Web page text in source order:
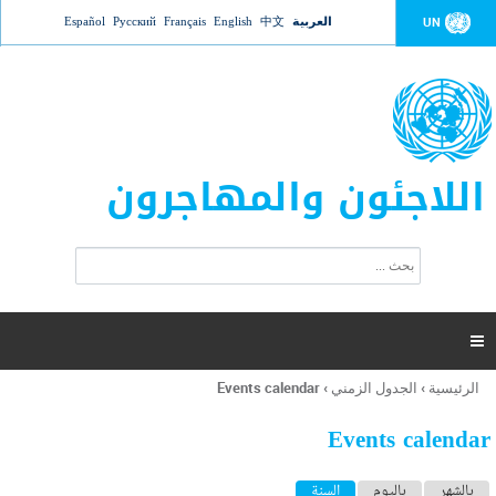
Jump to navigation UN العربية 中文
English
Français
Русский
Español
اللاجئون والمهاجرون
ت
ر
ل
ح
ب

أنت
هنا
الرئيسية › الجدول الزمني ›
Events calendar
Events calendar